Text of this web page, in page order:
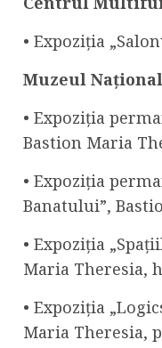
• Expoziția
Muzeul
• Expoziția
Bastion Maria
• Expoziția
Banatului”,
• Expoziția
Maria Theresia,
• Expoziția
Maria Theresia,